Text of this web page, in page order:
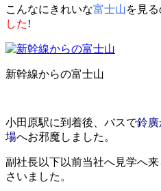
こんなにきれいな富士山を見
した!
新幹線からの富士山
小田原駅に到着後、バスで鈴廣
場へお邪魔しました。
副社長以下以前当社へ見学へ
さいました。